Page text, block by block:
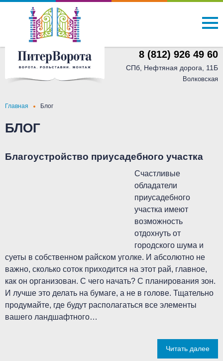
8 (812) 926 49 60
СПб, Нефтяная дорога, 11Б
Волковская
Главная Блог
БЛОГ
Благоустройство приусадебного участка
Счастливые
обладатели
приусадебного
участка имеют
возможность
отдохнуть от
городского шума и
суеты в собственном райском уголке. И абсолютно не
важно, сколько соток приходится на этот рай, главное,
как он организован. С чего начать? С планирования зон.
И лучше это делать на бумаге, а не в голове. Тщательно
продумайте, где будут располагаться все элементы
вашего ландшафтного…
Читать далее